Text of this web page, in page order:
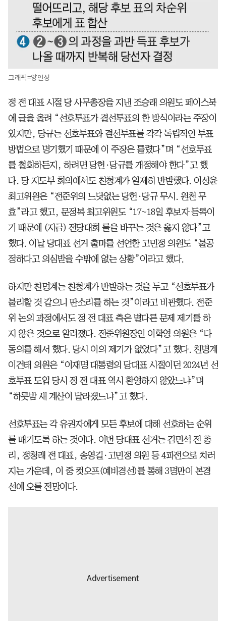
그래픽=양인성
정 전 대표 시절 당 사무총장을 지낸 조승래 의원도 페이스북
에 글을 올려 “선호투표가 결선투표의 한 방식이라는 주장이
있지만, 당규는 선호투표와 결선투표를 각각 독립적인 투표
방법으로 명기했기 때문에 이 주장은 틀렸다”며 “선호투표
를 철회하든지, 하려면 당헌·당규를 개정해야 한다”고 했
다. 당 지도부 회의에서도 친청계가 일제히 반발했다. 이성윤
최고위원은 “전준위의 느닷없는 당헌·당규 무시. 원천 무
효”라고 했고, 문정복 최고위원도 “17~18일 후보자 등록이
기 때문에 (지금) 전당대회 룰을 바꾸는 것은 옳지 않다”고
했다. 이날 당대표 선거 출마를 선언한 고민정 의원도 “불공
정하다고 의심받을 수밖에 없는 상황”이라고 했다.
하지만 친명계는 친청계가 반발하는 것을 두고 “선호투표가
불리할 것 같으니 딴소리를 하는 것”이라고 비판했다. 전준
위 논의 과정에서도 정 전 대표 측은 별다른 문제 제기를 하
지 않은 것으로 알려졌다. 전준위원장인 이학영 의원은 “다
동의를 해서 했다. 당시 이의 제기가 없었다”고 했다. 친명계
이건태 의원은 “이재명 대통령의 당대표 시절이던 2024년 선
호투표 도입 당시 정 전 대표 역시 환영하지 않았느냐”며
“하룻밤 새 계산이 달라졌느냐”고 했다.
선호투표는 각 유권자에게 모든 후보에 대해 선호하는 순위
를 매기도록 하는 것이다. 이번 당대표 선거는 김민석 전 총
리, 정청래 전 대표, 송영길·고민정 의원 등 4파전으로 치러
지는 가운데, 이 중 컷오프(예비경선)를 통해 3명만이 본경
선에 오를 전망이다.